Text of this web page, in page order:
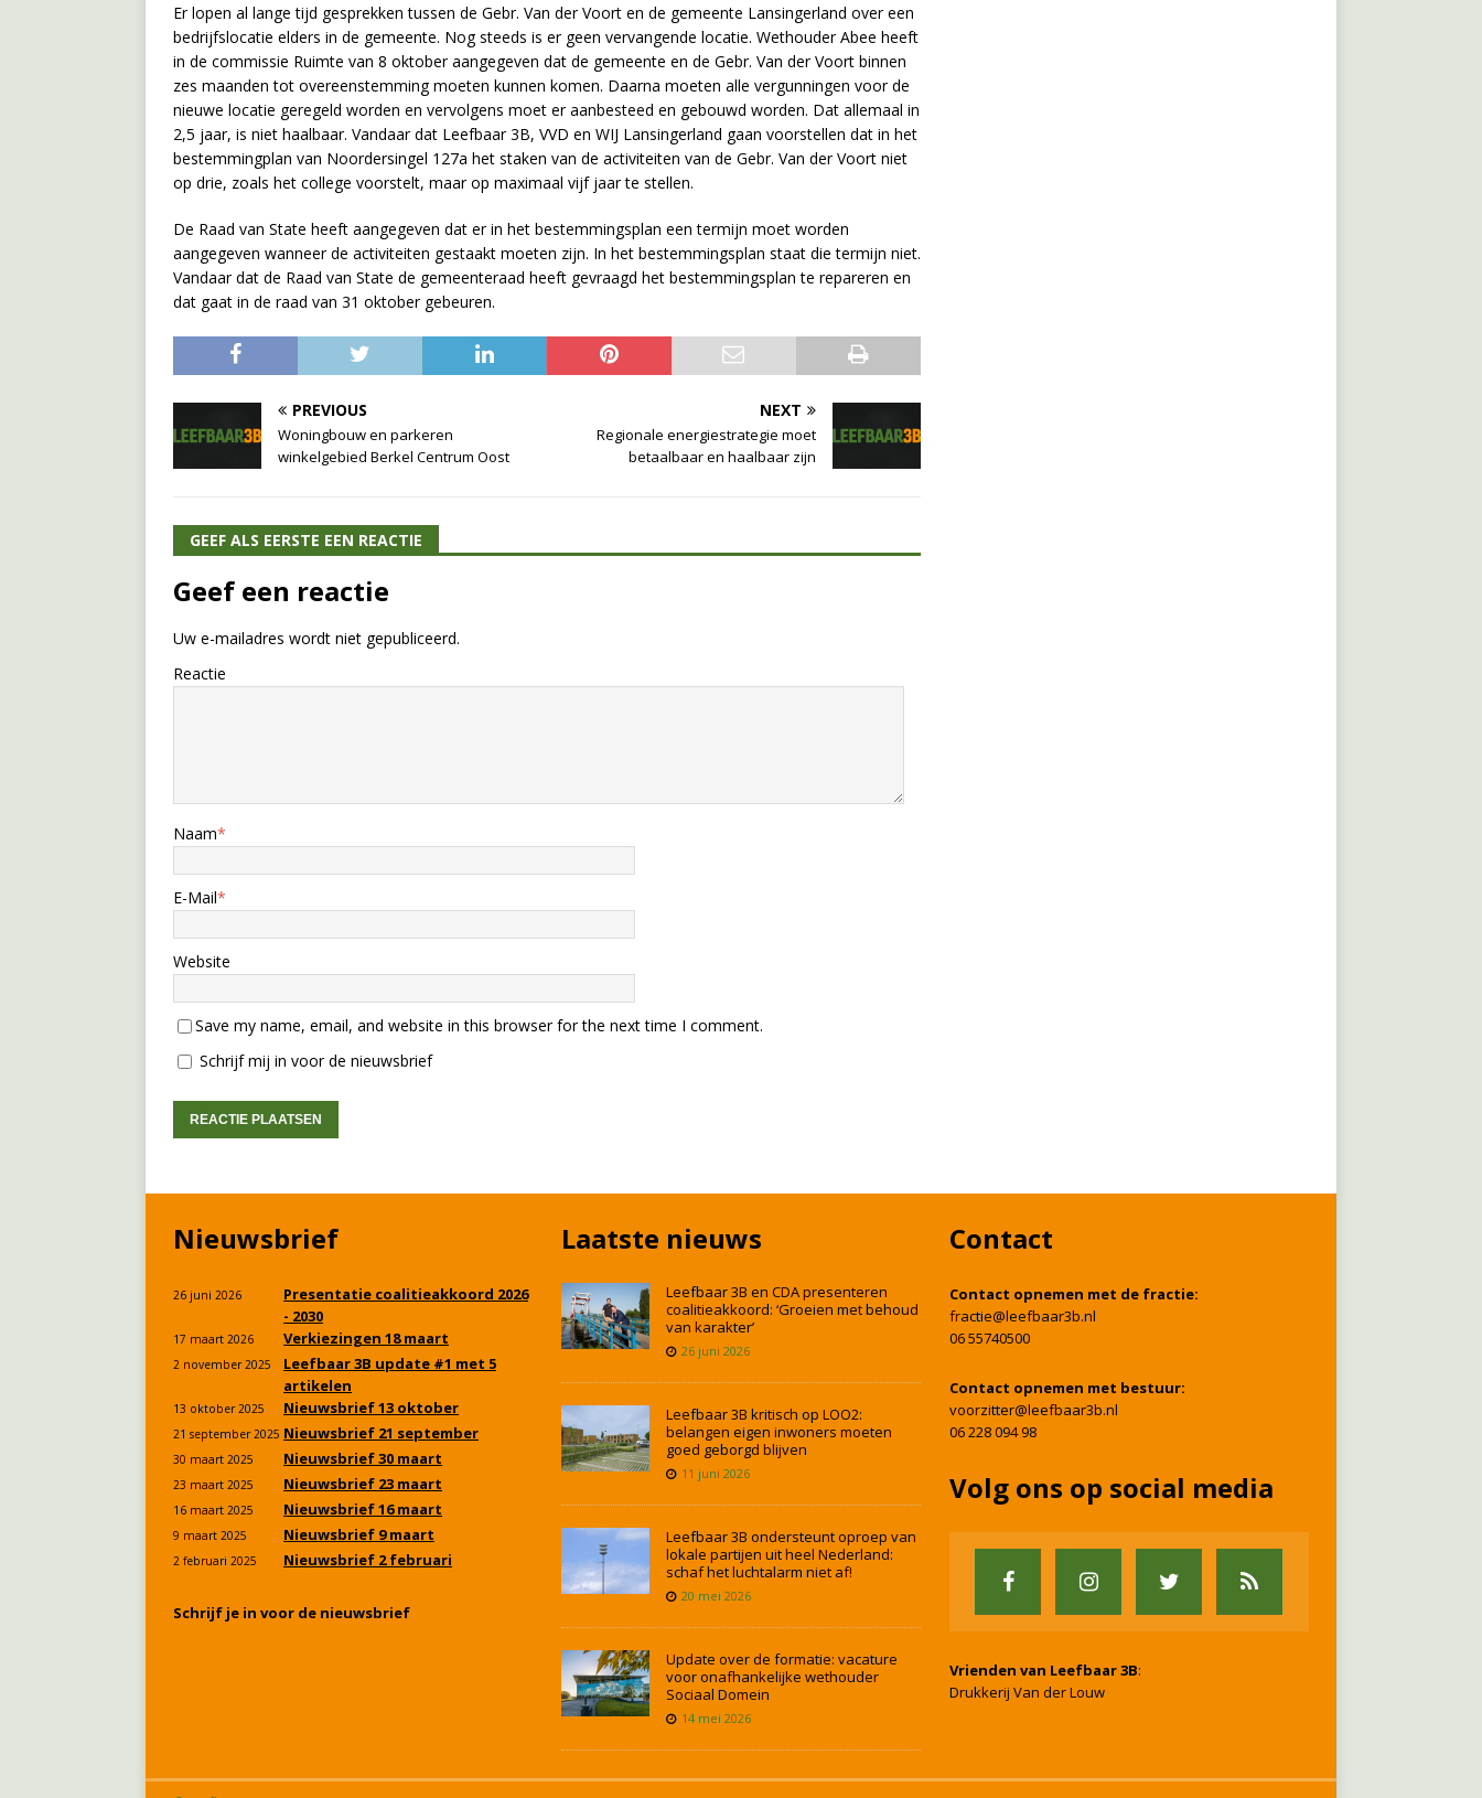
Er lopen al lange tijd gesprekken tussen de Gebr. Van der Voort en de gemeente Lansingerland over een
bedrijfslocatie elders in de gemeente. Nog steeds is er geen vervangende locatie. Wethouder Abee heeft
in de commissie Ruimte van 8 oktober aangegeven dat de gemeente en de Gebr. Van der Voort binnen
zes maanden tot overeenstemming moeten kunnen komen. Daarna moeten alle vergunningen voor de
nieuwe locatie geregeld worden en vervolgens moet er aanbesteed en gebouwd worden. Dat allemaal in
2,5 jaar, is niet haalbaar. Vandaar dat Leefbaar 3B, VVD en WIJ Lansingerland gaan voorstellen dat in het
bestemmingplan van Noordersingel 127a het staken van de activiteiten van de Gebr. Van der Voort niet
op drie, zoals het college voorstelt, maar op maximaal vijf jaar te stellen.
De Raad van State heeft aangegeven dat er in het bestemmingsplan een termijn moet worden
aangegeven wanneer de activiteiten gestaakt moeten zijn. In het bestemmingsplan staat die termijn niet.
Vandaar dat de Raad van State de gemeenteraad heeft gevraagd het bestemmingsplan te repareren en
dat gaat in de raad van 31 oktober gebeuren.
PREVIOUS
Woningbouw en parkeren
winkelgebied Berkel Centrum Oost
NEXT
Regionale energiestrategie moet
betaalbaar en haalbaar zijn
GEEF ALS EERSTE EEN REACTIE
Geef een reactie
Uw e-mailadres wordt niet gepubliceerd.
Reactie
Naam*
E-Mail*
Website
Save my name, email, and website in this browser for the next time I comment.
Schrijf mij in voor de nieuwsbrief
Nieuwsbrief
26 juni 2026
Presentatie coalitieakkoord 2026
- 2030
17 maart 2026 Verkiezingen 18 maart
2 november 2025
Leefbaar 3B update #1 met 5
artikelen
13 oktober 2025 Nieuwsbrief 13 oktober
21 september 2025 Nieuwsbrief 21 september
30 maart 2025 Nieuwsbrief 30 maart
23 maart 2025 Nieuwsbrief 23 maart
16 maart 2025 Nieuwsbrief 16 maart
9 maart 2025 Nieuwsbrief 9 maart
2 februari 2025 Nieuwsbrief 2 februari
Schrijf je in voor de nieuwsbrief
Laatste nieuws
Leefbaar 3B en CDA presenteren
coalitieakkoord: ‘Groeien met behoud
van karakter’
26 juni 2026
Leefbaar 3B kritisch op LOO2:
belangen eigen inwoners moeten
goed geborgd blijven
11 juni 2026
Leefbaar 3B ondersteunt oproep van
lokale partijen uit heel Nederland:
schaf het luchtalarm niet af!
20 mei 2026
Update over de formatie: vacature
voor onafhankelijke wethouder
Sociaal Domein
14 mei 2026
Contact
Contact opnemen met de fractie:
fractie@leefbaar3b.nl
06 55740500
Contact opnemen met bestuur:
voorzitter@leefbaar3b.nl
06 228 094 98
Volg ons op social media
Vrienden van Leefbaar 3B:
Drukkerij Van der Louw